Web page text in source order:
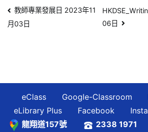
文
章
教師專業發展日 2023年11
月03日
06日
eClass Google-Classroom
eLibrary Plus
Facebook
龍翔道157號
2338 1971